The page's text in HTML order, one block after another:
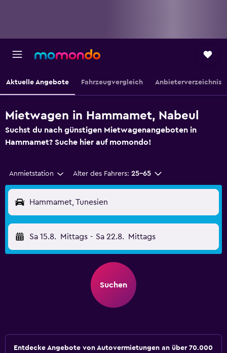
Aktuelle Angebote Fahrzeugvergleich Anbieterverzeichnis
Mietwagen in Hammamet, Nabeul
Suchst du nach günstigen Mietwagenangeboten in
Hammamet? Suche hier auf momondo!
Anmietstation Alter des Fahrers: 25-65
Hammamet, Tunesien
Sa 15.8. Mittags - Sa 22.8. Mittags
Suchen
Entdecke Angebote von Autovermietungen an über 70.000